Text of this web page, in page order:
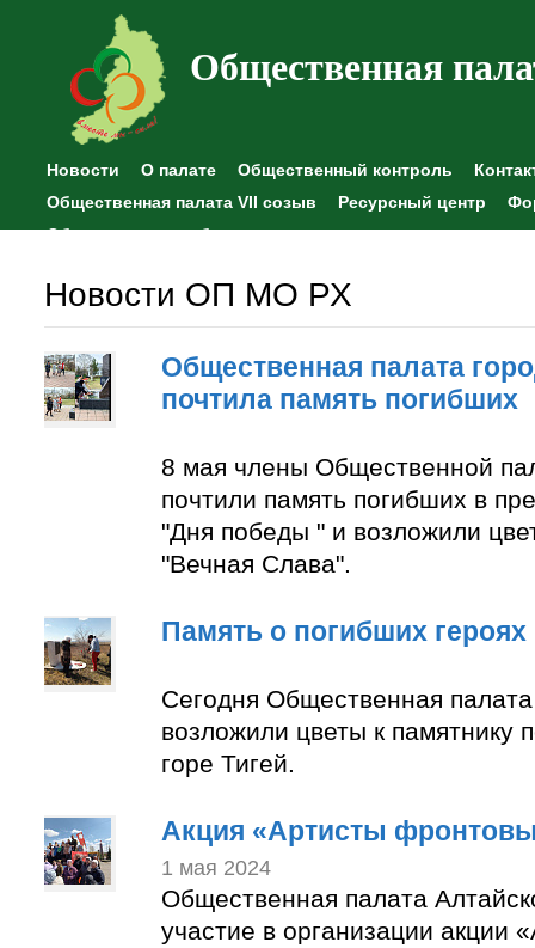
Общественная
Новости О палате Общественный контроль
Общественная палата VII созыв
Ресурсный центр
Общественные наблюдения
Новости ОП МО РХ
Общественная палата
почтила память погибших
8 мая члены Общественной
почтили память погибших в
"Дня победы " и возложили
"Вечная Слава".
Память о погибших героях
Сегодня Общественная
возложили цветы к памятнику
горе Тигей.
Акция «Артисты
1 мая 2024
Общественная палата
участие в организации акции